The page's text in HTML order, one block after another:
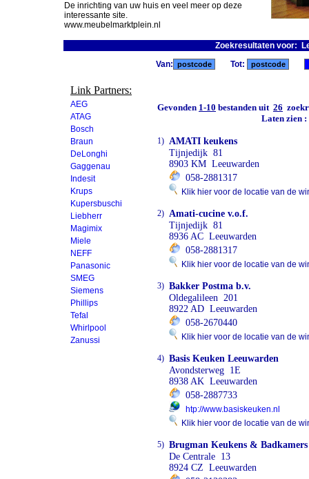
De inrichting van uw huis en veel meer op deze
interessante site.
www.meubelmarktplein.nl
Zoekresultaten voor:
Link Partners:
AEG
ATAG
Bosch
Braun
DeLonghi
Gaggenau
Indesit
Krups
Kupersbuschi
Liebherr
Magimix
Miele
NEFF
Panasonic
SMEG
Siemens
Phillips
Tefal
Whirlpool
Zanussi
Van: Tot:
Gevonden 1-10 bestanden uit 26
Laten zien
1) AMATI keukens
Tijnjedijk 81
8903 KM Leeuwarden
058-2881317
Klik hier voor de locatie van de
2) Amati-cucine v.o.f.
Tijnjedijk 81
8936 AC Leeuwarden
058-2881317
Klik hier voor de locatie van de
3) Bakker Postma b.v.
Oldegalileen 201
8922 AD Leeuwarden
058-2670440
Klik hier voor de locatie van de
4) Basis Keuken Leeuwarden
Avondsterweg 1E
8938 AK Leeuwarden
058-2887733
htp://www.basiskeuken.nl
Klik hier voor de locatie van de
5) Brugman Keukens & Badkamers
De Centrale 13
8924 CZ Leeuwarden